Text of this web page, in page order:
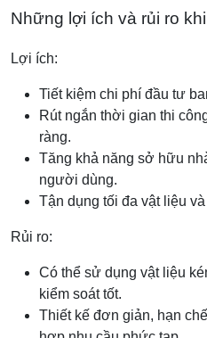
Những lợi ích và rủi ro
Lợi ích:
Tiết kiệm chi phí đầu tư
Rút ngắn thời gian thi
ràng.
Tăng khả năng sở hữu
người dùng.
Tận dụng tối đa vật liệu
Rủi ro:
Có thể sử dụng vật liệu
kiểm soát tốt.
Thiết kế đơn giản, hạn